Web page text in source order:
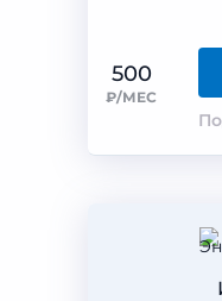
500
₽/МЕС